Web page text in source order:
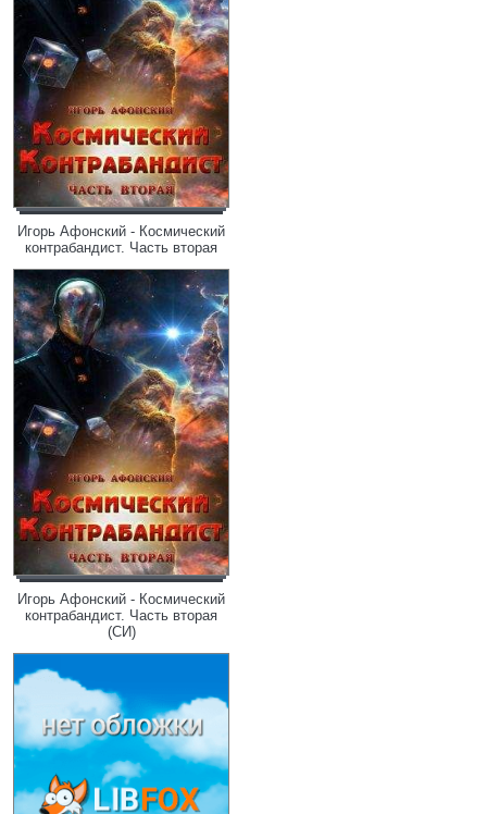
Игорь Афонский - Космический
контрабандист. Часть вторая
Игорь Афонский - Космический
контрабандист. Часть вторая
(СИ)